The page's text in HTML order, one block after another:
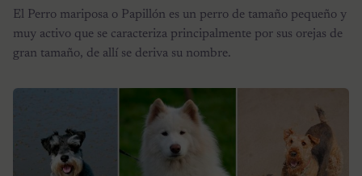
El Perro mariposa o Papillón es un perro de tamaño pequeño y
muy activo que se caracteriza principalmente por sus orejas de
gran tamaño, de allí se deriva su nombre.